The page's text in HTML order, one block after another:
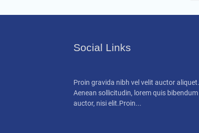
Social Links
Proin gravida nibh vel velit auctor aliquet.
Aenean sollicitudin, lorem quis bibendum
auctor, nisi elit.Proin...